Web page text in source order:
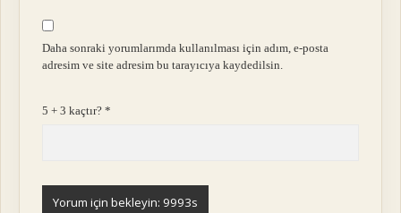
Daha sonraki yorumlarımda kullanılması için adım, e-posta
adresim ve site adresim bu tarayıcıya kaydedilsin.
5 + 3 kaçtır?*